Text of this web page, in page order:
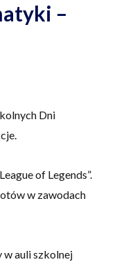
–
Dni
of Legends”.
w zawodach
w auli szkolnej